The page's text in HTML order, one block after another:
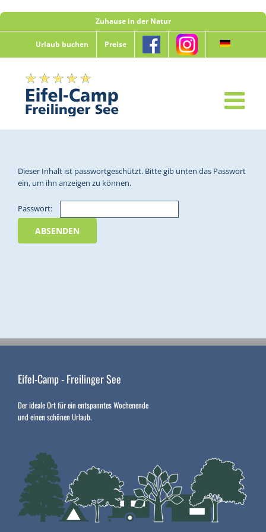
Zum
Inhalt
Zuhause in der Natur
Urlaub buchen Preise
Dieser Inhalt ist passwortgeschützt. Bitte gib unten das Passwort
ein, um ihn anzeigen zu können.
Passwort:
Eifel-Camp - Freilinger See
Der ideale Ort für ein entspanntes Wochenende
und einen schönen Urlaub.